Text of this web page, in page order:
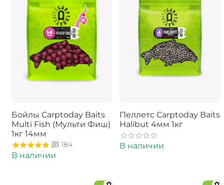
Бойлы Carptoday Baits
Multi Fish (Мульти Фиш)
1кг 14мм
184
В наличии
Пеллетс Carptoday Baits
Halibut 4мм 1кг
В наличии